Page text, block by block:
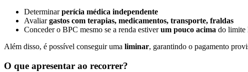
Determinarperícia médica independente
Avaliargastos com terapias, medicamentos, transporte, fraldas
Conceder o BPC mesmo se a renda estiverum pouco acima do limite
Além disso, é possível conseguir uma liminar, garantindo o pagamento
O que apresentar ao recorrer?